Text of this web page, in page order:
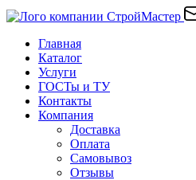
Главная
Каталог
Услуги
ГОСТы и ТУ
Контакты
Компания
Доставка
Оплата
Самовывоз
Отзывы